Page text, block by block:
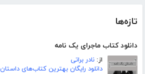
تازه‌ها
دانلود کتاب ماجرای یک نامه
از: نادر براتی
دانلود رایگان بهترین کتاب‌های داستان